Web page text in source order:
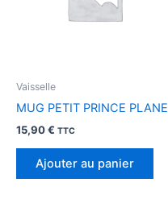
Vaisselle
MUG PETIT PRINCE PLANE
15,90€ TTC
Ajouter au panier